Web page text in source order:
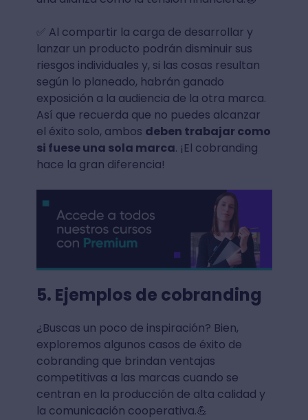
✅ Al compartir la carga de desarrollar y
lanzar un producto podrán disminuir sus
riesgos individuales y, si las cosas resultan
según lo planeado, habrán ganado
exposición a la audiencia de la otra marca.
Así que recuerda que no puedes alcanzar
el éxito solo, ambos deben trabajar como
si fuese una sola marca. ¡El cobranding
hace la gran diferencia!
5. Ejemplos de cobranding
¿Buscas un poco de inspiración? Bien,
exploremos algunos casos de éxito de
cobranding que brindan ventajas
competitivas a las marcas cuando se
centran en la producción de alta calidad y
la comunicación cooperativa.💪